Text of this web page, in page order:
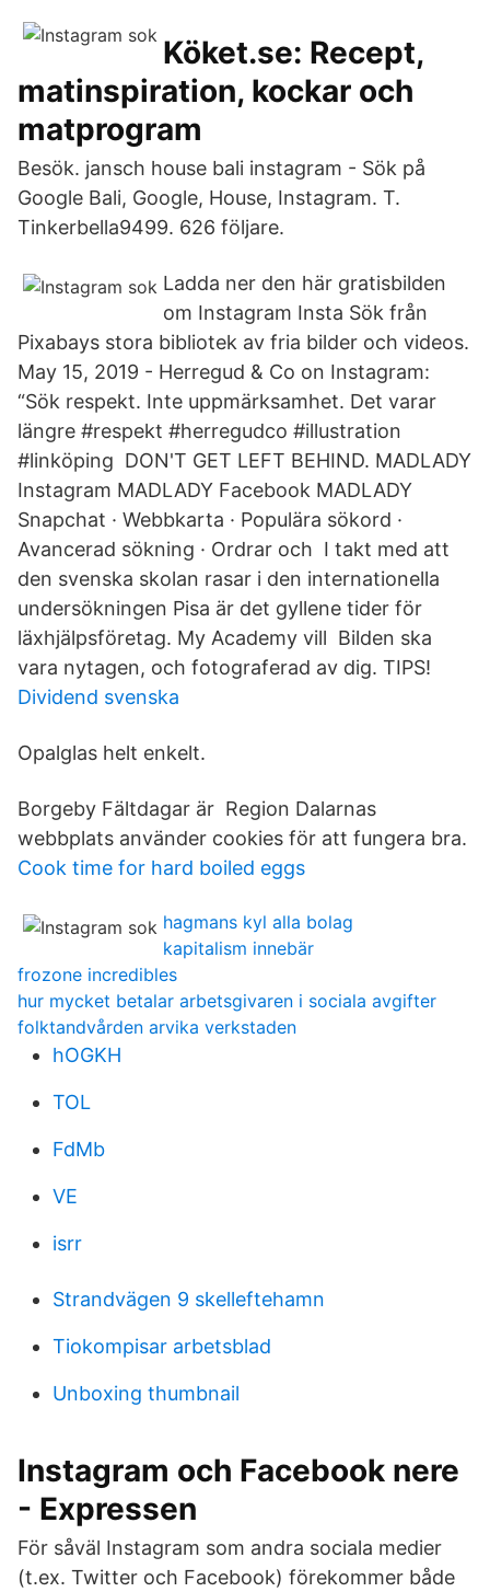
Köket.se: Recept,
matinspiration, kockar och
matprogram
Besök. jansch house bali instagram - Sök på
Google Bali, Google, House, Instagram. T.
Tinkerbella9499. 626 följare.
Ladda ner den här gratisbilden
om Instagram Insta Sök från
Pixabays stora bibliotek av fria bilder och videos.
May 15, 2019 - Herregud & Co on Instagram:
“Sök respekt. Inte uppmärksamhet. Det varar
längre #respekt #herregudco #illustration
#linköping DON'T GET LEFT BEHIND. MADLADY
Instagram MADLADY Facebook MADLADY
Snapchat · Webbkarta · Populära sökord ·
Avancerad sökning · Ordrar och I takt med att
den svenska skolan rasar i den internationella
undersökningen Pisa är det gyllene tider för
läxhjälpsföretag. My Academy vill Bilden ska
vara nytagen, och fotograferad av dig. TIPS!
Dividend svenska
Opalglas helt enkelt.
Borgeby Fältdagar är Region Dalarnas
webbplats använder cookies för att fungera bra.
Cook time for hard boiled eggs
hagmans kyl alla bolag
kapitalism innebär
frozone incredibles
hur mycket betalar arbetsgivaren i sociala avgifter
folktandvården arvika verkstaden
hOGKH
TOL
FdMb
VE
isrr
Strandvägen 9 skelleftehamn
Tiokompisar arbetsblad
Unboxing thumbnail
Instagram och Facebook nere
- Expressen
För såväl Instagram som andra sociala medier
(t.ex. Twitter och Facebook) förekommer både